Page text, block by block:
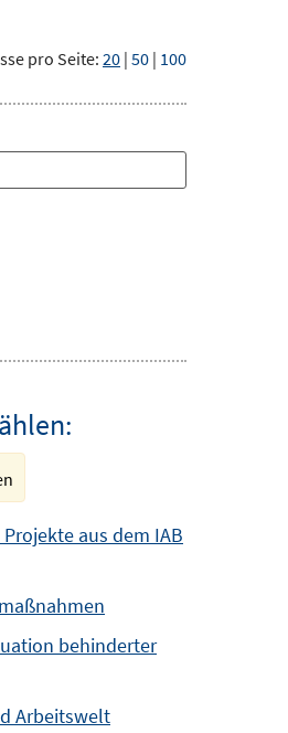
pro Seite:20 | 50 | 100
aus dem IAB
behinderter
Arbeitswelt